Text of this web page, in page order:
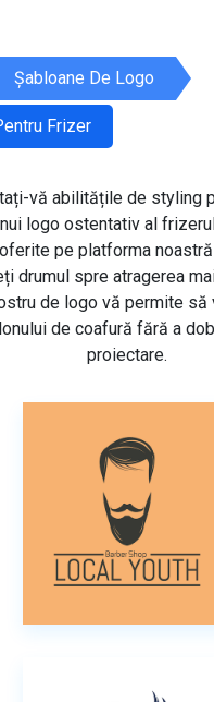
Șabloane De Logo
Frizer
vă abilitățile de styling
logo ostentativ al
pe platforma
drumul spre atragerea
de logo vă permite să
de coafură fără a
proiectare.